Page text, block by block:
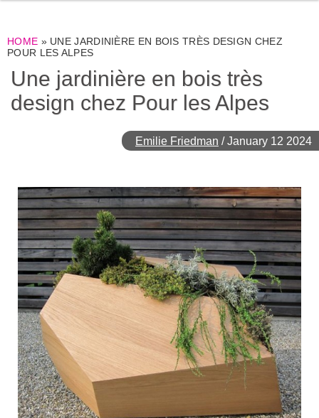
HOME » UNE JARDINIÈRE EN BOIS TRÈS DESIGN CHEZ
POUR LES ALPES
Une jardinière en bois très
design chez Pour les Alpes
Emilie Friedman /January 12 2024